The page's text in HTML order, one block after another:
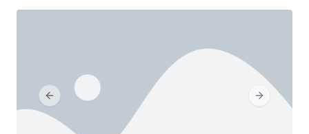
Previous slide Next slide